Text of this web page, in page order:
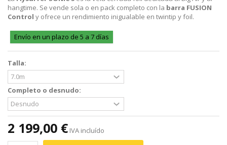
hangtime. Se vende sola o en pack completo con la barra FUSION
Control y ofrece un rendimiento inigualable en twintip y foil.
Envío en un plazo de 5 a 7 días
Talla:
Completo o desnudo:
2 199,00 € IVA incluído